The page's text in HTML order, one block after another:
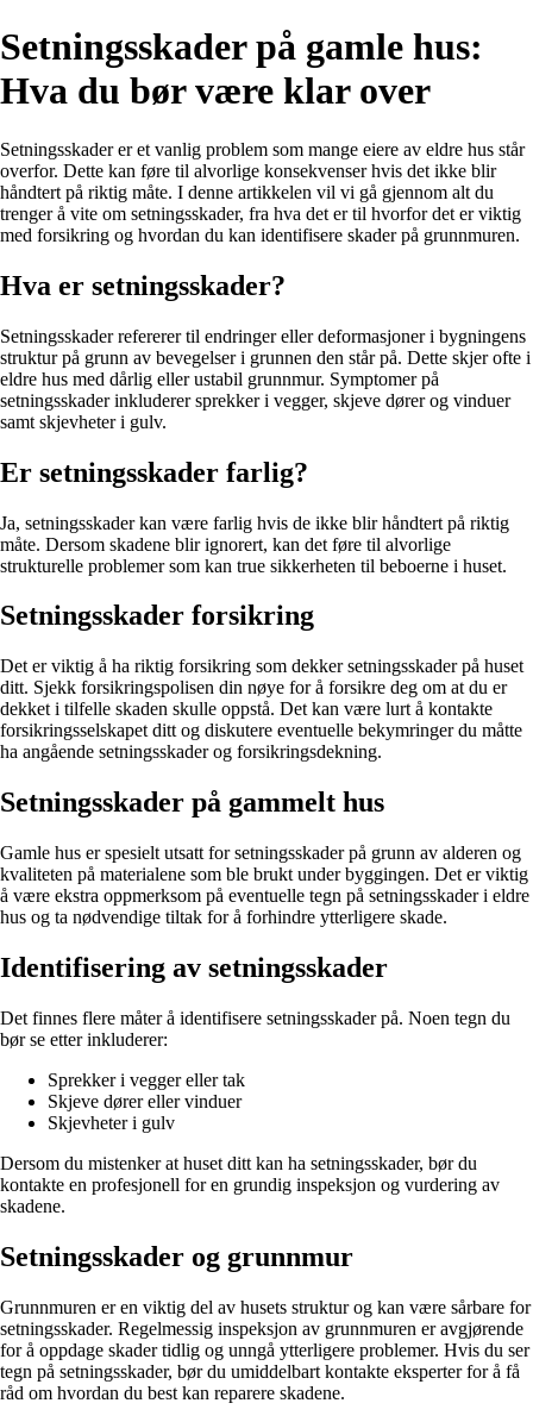
Setningsskader på gamle hus:
Hva du bør være klar over
Setningsskader er et vanlig problem som mange eiere av eldre hus står
overfor. Dette kan føre til alvorlige konsekvenser hvis det ikke blir
håndtert på riktig måte. I denne artikkelen vil vi gå gjennom alt du
trenger å vite om setningsskader, fra hva det er til hvorfor det er viktig
med forsikring og hvordan du kan identifisere skader på grunnmuren.
Hva er setningsskader?
Setningsskader refererer til endringer eller deformasjoner i bygningens
struktur på grunn av bevegelser i grunnen den står på. Dette skjer ofte i
eldre hus med dårlig eller ustabil grunnmur. Symptomer på
setningsskader inkluderer sprekker i vegger, skjeve dører og vinduer
samt skjevheter i gulv.
Er setningsskader farlig?
Ja, setningsskader kan være farlig hvis de ikke blir håndtert på riktig
måte. Dersom skadene blir ignorert, kan det føre til alvorlige
strukturelle problemer som kan true sikkerheten til beboerne i huset.
Setningsskader forsikring
Det er viktig å ha riktig forsikring som dekker setningsskader på huset
ditt. Sjekk forsikringspolisen din nøye for å forsikre deg om at du er
dekket i tilfelle skaden skulle oppstå. Det kan være lurt å kontakte
forsikringsselskapet ditt og diskutere eventuelle bekymringer du måtte
ha angående setningsskader og forsikringsdekning.
Setningsskader på gammelt hus
Gamle hus er spesielt utsatt for setningsskader på grunn av alderen og
kvaliteten på materialene som ble brukt under byggingen. Det er viktig
å være ekstra oppmerksom på eventuelle tegn på setningsskader i eldre
hus og ta nødvendige tiltak for å forhindre ytterligere skade.
Identifisering av setningsskader
Det finnes flere måter å identifisere setningsskader på. Noen tegn du
bør se etter inkluderer:
Sprekker i vegger eller tak
Skjeve dører eller vinduer
Skjevheter i gulv
Dersom du mistenker at huset ditt kan ha setningsskader, bør du
kontakte en profesjonell for en grundig inspeksjon og vurdering av
skadene.
Setningsskader og grunnmur
Grunnmuren er en viktig del av husets struktur og kan være sårbare for
setningsskader. Regelmessig inspeksjon av grunnmuren er avgjørende
for å oppdage skader tidlig og unngå ytterligere problemer. Hvis du ser
tegn på setningsskader, bør du umiddelbart kontakte eksperter for å få
råd om hvordan du best kan reparere skadene.